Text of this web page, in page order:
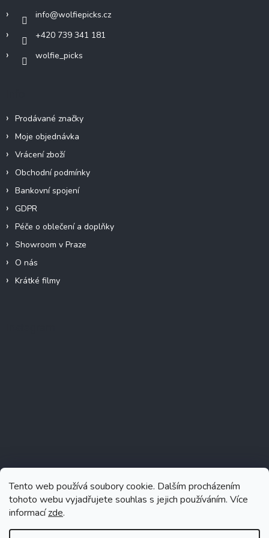
Tento web používá soubory cookie. Dalším procházením
tohoto webu vyjadřujete souhlas s jejich používáním. Více
informacízde.
info@wolfiepicks.cz
+420 739 341 181
wolfie_picks
Prodávané značky
Moje objednávka
Vrácení zboží
Obchodní podmínky
Bankovní spojení
GDPR
Péče o oblečení a doplňky
Showroom v Praze
O nás
Krátké filmy
Sledovat na Instagramu